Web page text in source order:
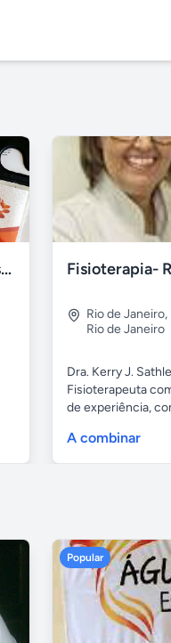
Crachás de Veículos: Numerados e Personalizados
Rio de Janeiro,
Rio de Janeiro
Dra. Kerry J.
Fisioterapeuta
de experiência,
A combinar
Popular